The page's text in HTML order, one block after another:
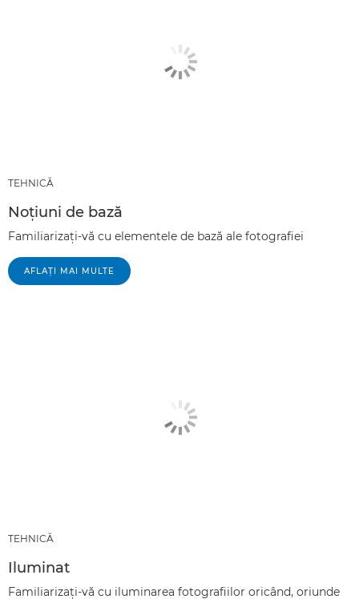
TEHNICĂ
Noţiuni de bază
Familiarizaţi-vă cu elementele de bază ale fotografiei
AFLAŢI MAI MULTE
TEHNICĂ
Iluminat
Familiarizaţi-vă cu iluminarea fotografiilor oricând, oriunde